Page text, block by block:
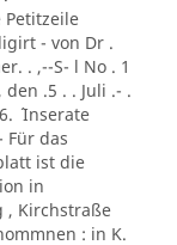
- von Dr .
. ,--S- l No . 1
.5 . . Juli .- .
´ Inserate
Für das
ist die
in
, Kirchstraße
: in K.